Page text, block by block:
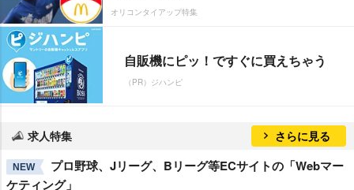
オリコンタイアップ特集
自販機にピッ！ですぐに買えちゃう
（PR）ジハンピ
求人特集 さらに見る
NEW
プロ野球、Jリーグ、Bリーグ等ECサイトの「Webマー
ケティング」